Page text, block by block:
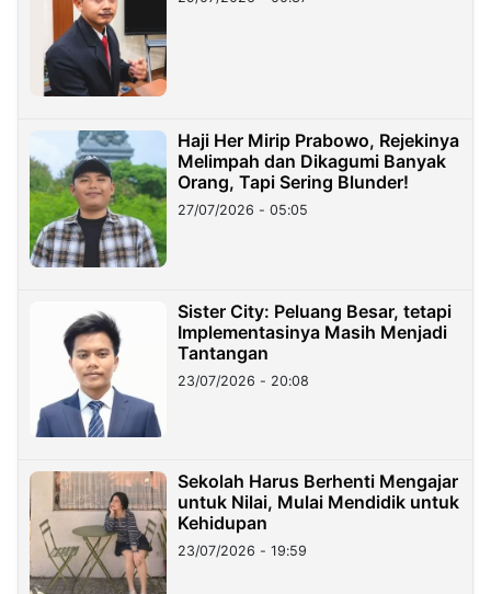
Haji Her Mirip Prabowo, Rejekinya
Melimpah dan Dikagumi Banyak
Orang, Tapi Sering Blunder!
27/07/2026 - 05:05
Sister City: Peluang Besar, tetapi
Implementasinya Masih Menjadi
Tantangan
23/07/2026 - 20:08
Sekolah Harus Berhenti Mengajar
untuk Nilai, Mulai Mendidik untuk
Kehidupan
23/07/2026 - 19:59